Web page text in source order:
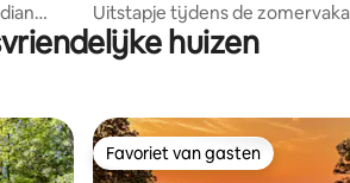
Uitstapje tijdens de
Zwembad*Pickleball*Golf
huizen
Favoriet van gasten
Favoriet van gasten